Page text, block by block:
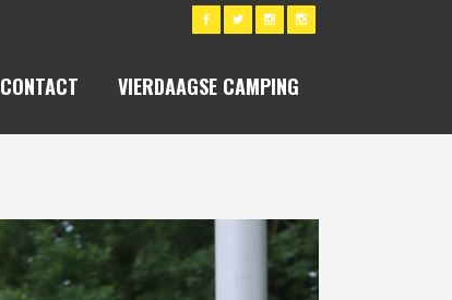
CONTACT VIERDAAGSE CAMPING